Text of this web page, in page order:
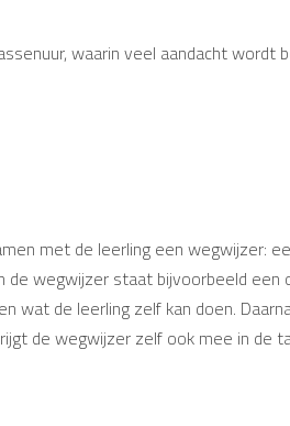
waarin veel aandacht wordt
met de leerling een wegwijzer:
wegwijzer staat bijvoorbeeld een
wat de leerling zelf kan doen.
de wegwijzer zelf ook mee in de